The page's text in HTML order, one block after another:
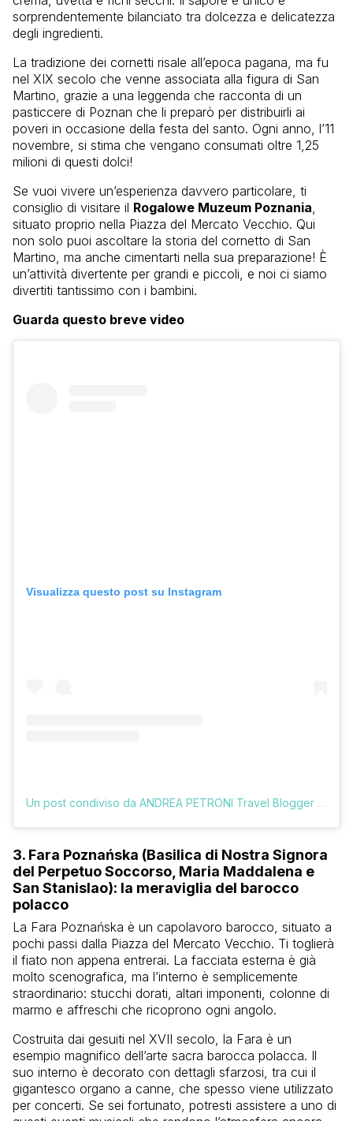
sorprendentemente bilanciato tra dolcezza e delicatezza
degli ingredienti.
La tradizione dei cornetti risale all’epoca pagana, ma fu
nel XIX secolo che venne associata alla figura di San
Martino, grazie a una leggenda che racconta di un
pasticcere di Poznan che li preparò per distribuirli ai
poveri in occasione della festa del santo. Ogni anno, l’11
novembre, si stima che vengano consumati oltre 1,25
milioni di questi dolci!
Se vuoi vivere un’esperienza davvero particolare, ti
consiglio di visitare il Rogalowe Muzeum Poznania,
situato proprio nella Piazza del Mercato Vecchio. Qui
non solo puoi ascoltare la storia del cornetto di San
Martino, ma anche cimentarti nella sua preparazione! È
un’attività divertente per grandi e piccoli, e noi ci siamo
divertiti tantissimo con i bambini.
Guarda questo breve video
Visualizza questo post su Instagram
Un post condiviso da ANDREA PETRONI Travel Blogger (@vologratis)
3. Fara Poznańska (Basilica di Nostra Signora
del Perpetuo Soccorso, Maria Maddalena e
San Stanislao): la meraviglia del barocco
polacco
La Fara Poznańska è un capolavoro barocco, situato a
pochi passi dalla Piazza del Mercato Vecchio. Ti toglierà
il fiato non appena entrerai. La facciata esterna è già
molto scenografica, ma l’interno è semplicemente
straordinario: stucchi dorati, altari imponenti, colonne di
marmo e affreschi che ricoprono ogni angolo.
Costruita dai gesuiti nel XVII secolo, la Fara è un
esempio magnifico dell’arte sacra barocca polacca. Il
suo interno è decorato con dettagli sfarzosi, tra cui il
gigantesco organo a canne, che spesso viene utilizzato
per concerti. Se sei fortunato, potresti assistere a uno di